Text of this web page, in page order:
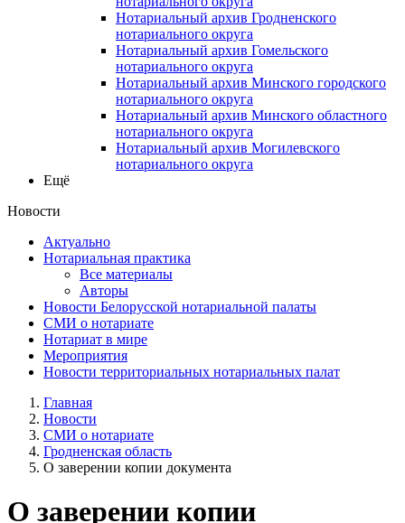
Нотариальный архив Гродненского
нотариального округа
Нотариальный архив Гомельского
нотариального округа
Нотариальный архив Минского городского
нотариального округа
Нотариальный архив Минского областного
нотариального округа
Нотариальный архив Могилевского
нотариального округа
Ещё
Новости
Актуально
Нотариальная практика
Все материалы
Авторы
Новости Белорусской нотариальной палаты
СМИ о нотариате
Нотариат в мире
Мероприятия
Новости территориальных нотариальных палат
Главная
Новости
СМИ о нотариате
Гродненская область
О заверении копии документа
О заверении копии